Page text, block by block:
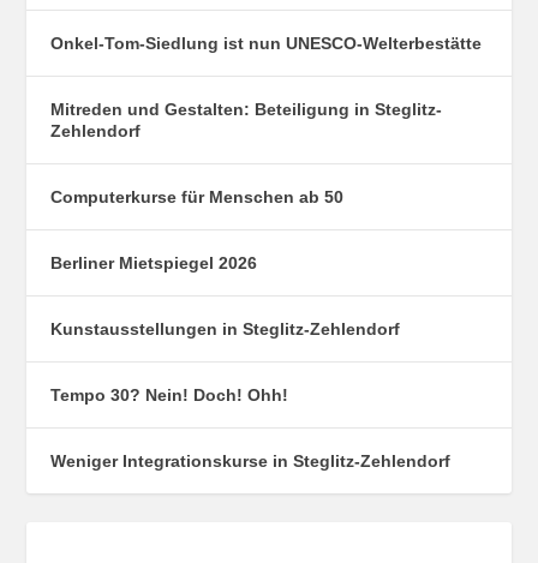
Onkel-Tom-Siedlung ist nun UNESCO-Welterbestätte
Mitreden und Gestalten: Beteiligung in Steglitz-
Zehlendorf
Computerkurse für Menschen ab 50
Berliner Mietspiegel 2026
Kunstausstellungen in Steglitz-Zehlendorf
Tempo 30? Nein! Doch! Ohh!
Weniger Integrationskurse in Steglitz-Zehlendorf